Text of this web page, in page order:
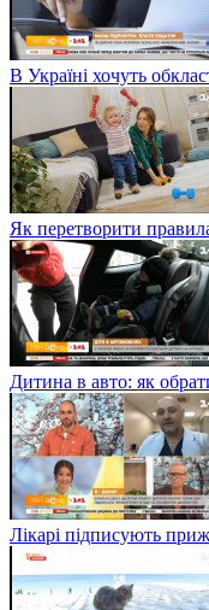
В Україні хочуть
Як перетворити
Дитина в авто: як
Лікарі підписують